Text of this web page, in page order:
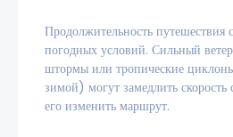
Продолжительность путешествия
погодных условий. Сильный
штормы или тропические
зимой) могут замедлить скорость
его изменить маршрут.